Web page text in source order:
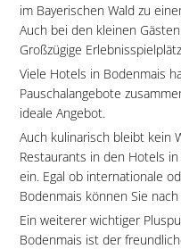
im Bayerischen Wald zu
Auch bei den kleinen
Großzügige
Viele Hotels in Bodenmais
Pauschalangebote
ideale Angebot.
Auch kulinarisch bleibt kein
Restaurants in den Hotels
ein. Egal ob internationale
Bodenmais können Sie
Ein weiterer wichtiger
Bodenmais ist der